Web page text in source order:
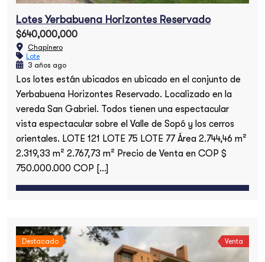
Lotes Yerbabuena Horizontes Reservado
$640,000,000
Chapinero
Lote
3 años ago
Los lotes están ubicados en ubicado en el conjunto de
Yerbabuena Horizontes Reservado. Localizado en la
vereda San Gabriel. Todos tienen una espectacular
vista espectacular sobre el Valle de Sopó y los cerros
orientales. LOTE 121 LOTE 75 LOTE 77 Área 2.744,46 m²
2.319,33 m² 2.767,73 m² Precio de Venta en COP $
750.000.000 COP […]
Destacado Venta